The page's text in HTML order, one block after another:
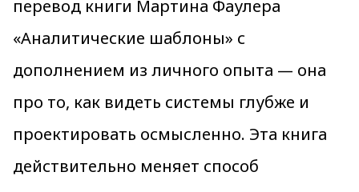
перевод книги Мартина Фаулера
«Аналитические шаблоны» с
дополнением из личного опыта — она
про то, как видеть системы глубже и
проектировать осмысленно. Эта книга
действительно меняет способ